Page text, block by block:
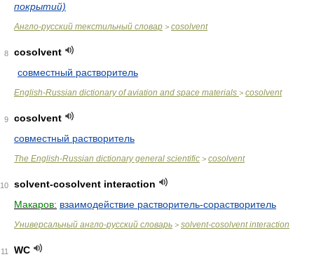
покрытий)
Англо-русский текстильный словар > cosolvent
8
cosolvent
совместный растворитель
English-Russian dictionary of aviation and space materials > cosolvent
9
cosolvent
совместный растворитель
The English-Russian dictionary general scientific > cosolvent
10
solvent-cosolvent interaction
Макаров: взаимодействие растворитель-сорастворитель
Универсальный англо-русский словарь > solvent-cosolvent interaction
11
WC